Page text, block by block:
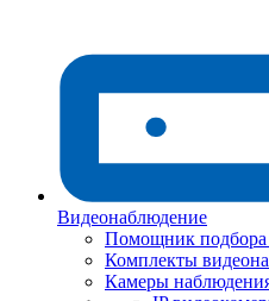
Видеонаблюдение
Помощник подбора
Комплекты
Камеры